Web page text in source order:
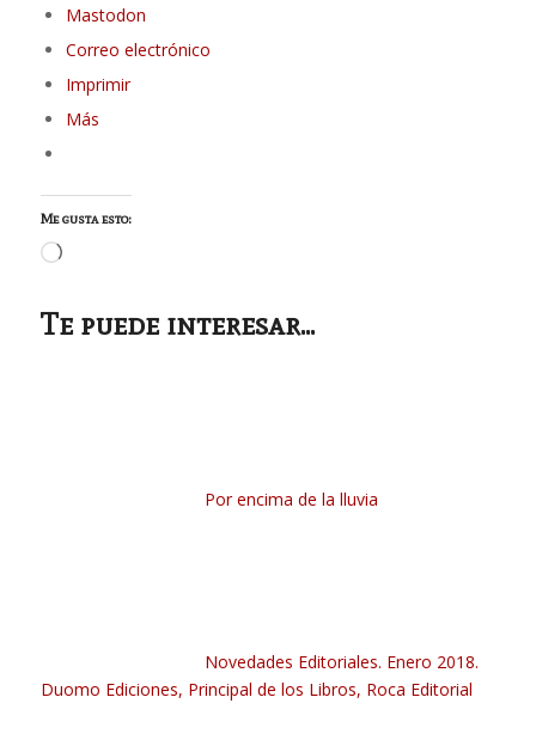
Mastodon
Correo electrónico
Imprimir
Más
Me gusta esto:
Cargando...
Te puede interesar...
Por encima de la lluvia
Novedades Editoriales. Enero 2018.
Duomo Ediciones, Principal de los Libros, Roca Editorial